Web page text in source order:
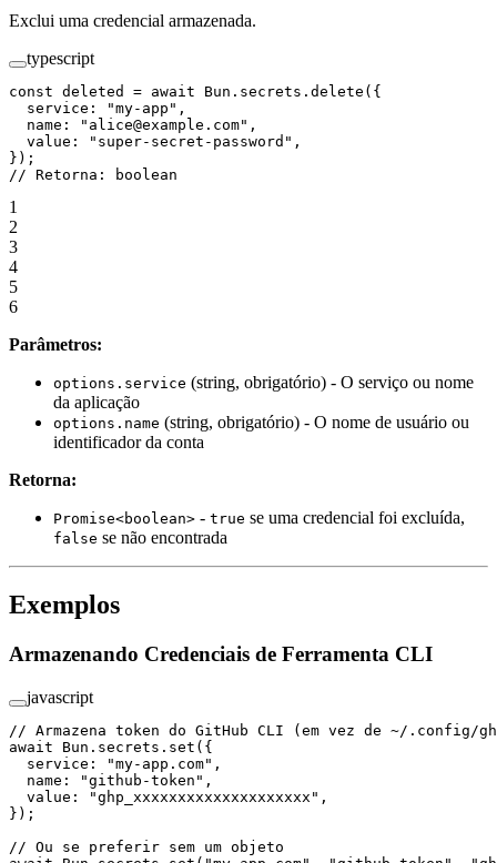
Exclui uma credencial armazenada.
typescript
const deleted = await Bun.secrets. delete ({
  service:
"my-app" ,
  name:
"alice@example.com" ,
  value:
"super-secret-password" ,
});
// Retorna: boolean
1
2
3
4
5
6
Parâmetros:
options.service (string, obrigatório) - O serviço ou nome
da aplicação
options.name (string, obrigatório) - O nome de usuário ou
identificador da conta
Retorna:
Promise<boolean> - true se uma credencial foi excluída,
false se não encontrada
Exemplos
Armazenando Credenciais de Ferramenta CLI
javascript
// Armazena token do GitHub CLI (em vez de ~/.config/
await Bun.secrets. set ({
  service:
"my-app.com" ,
  name:
"github-token" ,
  value:
"ghp_xxxxxxxxxxxxxxxxxxxx" ,
});
// Ou se preferir sem um objeto